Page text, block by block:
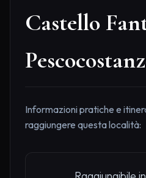
Castello
Informazioni pratiche e
raggiungere questa località: